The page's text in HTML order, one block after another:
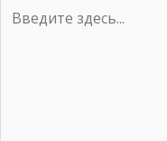
здесь...